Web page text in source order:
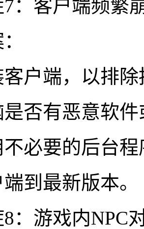
：客户端频繁
户端，以排
否有恶意软
必要的后台程
到最新版本。
：游戏内NPC